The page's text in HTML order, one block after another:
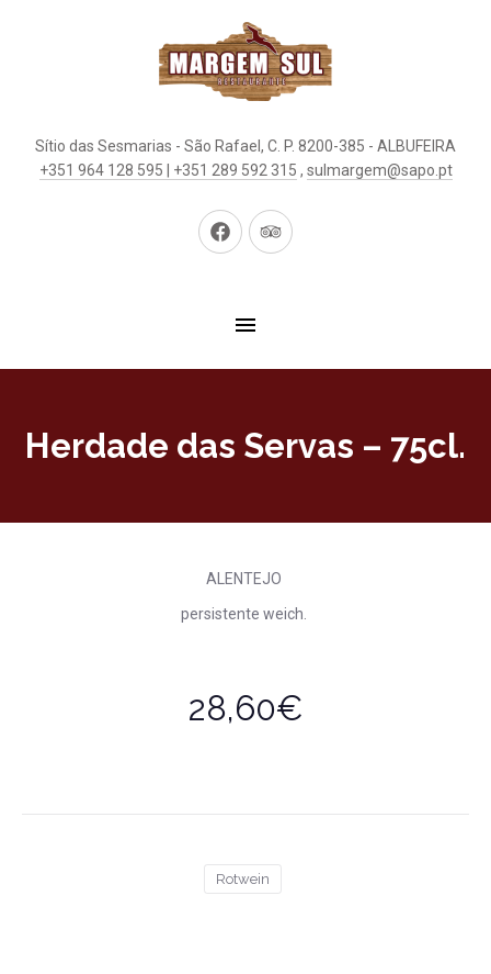
Sítio das Sesmarias - São Rafael, C. P. 8200-385 - ALBUFEIRA
+351 964 128 595 | +351 289 592 315 , sulmargem@sapo.pt
Neues Neues
Herdade das Servas – 75cl.
ALENTEJO
persistente weich.
28,60€
Rotwein